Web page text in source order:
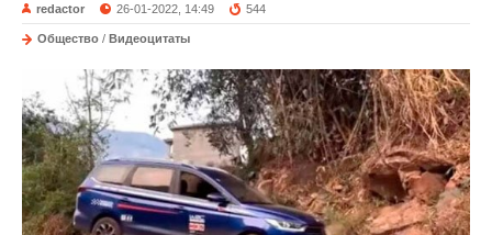
redactor 26-01-2022, 14:49 544
Общество / Видеоцитаты